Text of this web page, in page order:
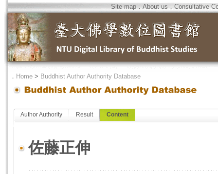
Site map．About us．Consultative
． Home > Buddhist Author Authority Database
Author Authority Result Content
佐藤正伸